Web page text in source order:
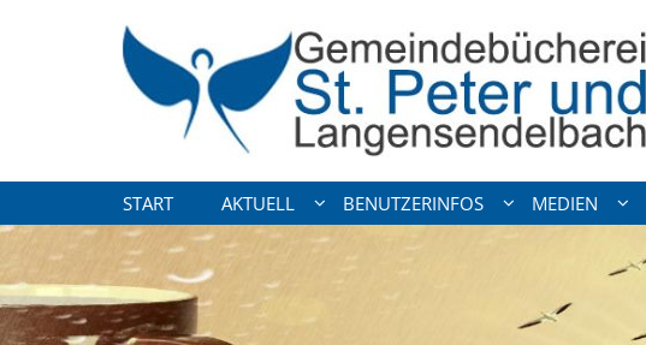
START AKTUELL BENUTZERINFOS MEDIEN